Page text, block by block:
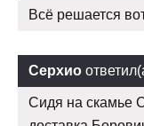
Всё решается
Серхио
Сидя на скамье